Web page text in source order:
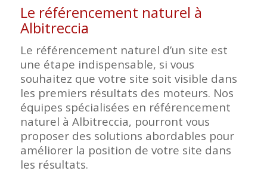
Le référencement naturel à
Albitreccia
Le référencement naturel d’un site est
une étape indispensable, si vous
souhaitez que votre site soit visible dans
les premiers résultats des moteurs. Nos
équipes spécialisées en référencement
naturel à Albitreccia, pourront vous
proposer des solutions abordables pour
améliorer la position de votre site dans
les résultats.